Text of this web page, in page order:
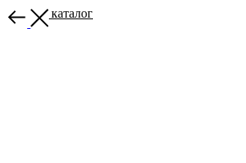
Назад в каталог